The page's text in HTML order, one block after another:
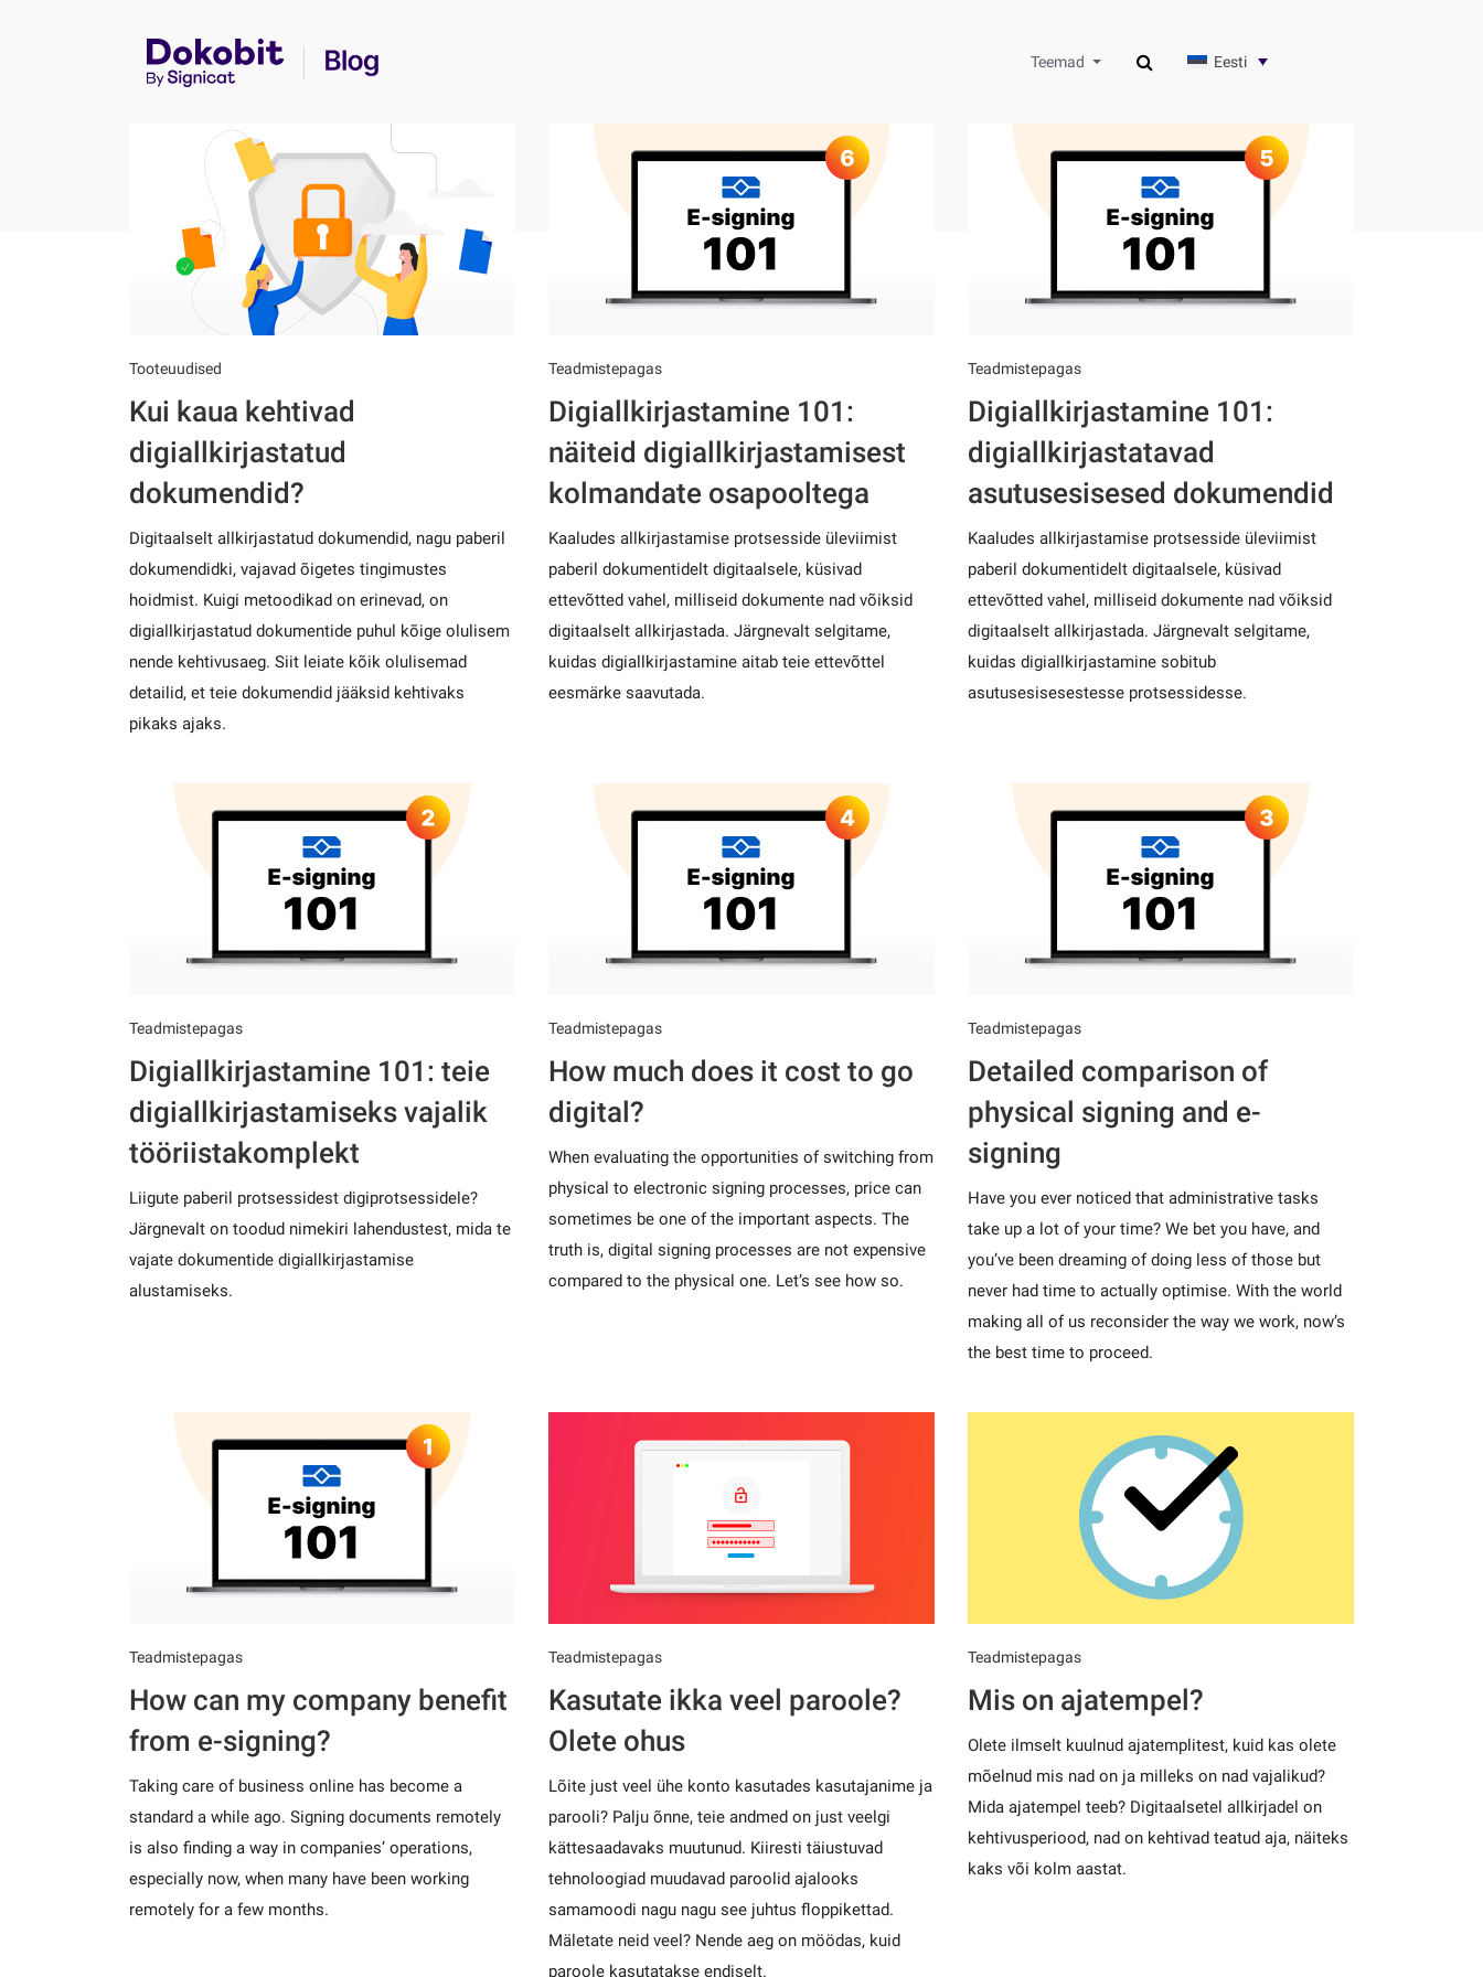
Teemad Eesti
Tooteuudised
Kui kaua kehtivad
digiallkirjastatud
dokumendid?
Digitaalselt allkirjastatud dokumendid, nagu paberil
dokumendidki, vajavad õigetes tingimustes
hoidmist. Kuigi metoodikad on erinevad, on
digiallkirjastatud dokumentide puhul kõige olulisem
nende kehtivusaeg. Siit leiate kõik olulisemad
detailid, et teie dokumendid jääksid kehtivaks
pikaks ajaks.
Teadmistepagas
Digiallkirjastamine 101:
näiteid digiallkirjastamisest
kolmandate osapooltega
Kaaludes allkirjastamise protsesside üleviimist
paberil dokumentidelt digitaalsele, küsivad
ettevõtted vahel, milliseid dokumente nad võiksid
digitaalselt allkirjastada. Järgnevalt selgitame,
kuidas digiallkirjastamine aitab teie ettevõttel
eesmärke saavutada.
Teadmistepagas
Digiallkirjastamine 101:
digiallkirjastatavad
asutusesisesed dokumendid
Kaaludes allkirjastamise protsesside üleviimist
paberil dokumentidelt digitaalsele, küsivad
ettevõtted vahel, milliseid dokumente nad võiksid
digitaalselt allkirjastada. Järgnevalt selgitame,
kuidas digiallkirjastamine sobitub
asutusesisesestesse protsessidesse.
Teadmistepagas
Digiallkirjastamine 101: teie
digiallkirjastamiseks vajalik
tööriistakomplekt
Liigute paberil protsessidest digiprotsessidele?
Järgnevalt on toodud nimekiri lahendustest, mida te
vajate dokumentide digiallkirjastamise
alustamiseks.
Teadmistepagas
How much does it cost to go
digital?
When evaluating the opportunities of switching from
physical to electronic signing processes, price can
sometimes be one of the important aspects. The
truth is, digital signing processes are not expensive
compared to the physical one. Let’s see how so.
Teadmistepagas
Detailed comparison of
physical signing and e-
signing
Have you ever noticed that administrative tasks
take up a lot of your time? We bet you have, and
you’ve been dreaming of doing less of those but
never had time to actually optimise. With the world
making all of us reconsider the way we work, now’s
the best time to proceed.
Teadmistepagas
How can my company benefit
from e-signing?
Taking care of business online has become a
standard a while ago. Signing documents remotely
is also finding a way in companies’ operations,
especially now, when many have been working
remotely for a few months.
Teadmistepagas
Kasutate ikka veel paroole?
Olete ohus
Lõite just veel ühe konto kasutades kasutajanime ja
parooli? Palju õnne, teie andmed on just veelgi
kättesaadavaks muutunud. Kiiresti täiustuvad
tehnoloogiad muudavad paroolid ajalooks
samamoodi nagu nagu see juhtus floppikettad.
Mäletate neid veel? Nende aeg on möödas, kuid
paroole kasutatakse endiselt.
Teadmistepagas
Mis on ajatempel?
Olete ilmselt kuulnud ajatemplitest, kuid kas olete
mõelnud mis nad on ja milleks on nad vajalikud?
Mida ajatempel teeb? Digitaalsetel allkirjadel on
kehtivusperiood, nad on kehtivad teatud aja, näiteks
kaks või kolm aastat.